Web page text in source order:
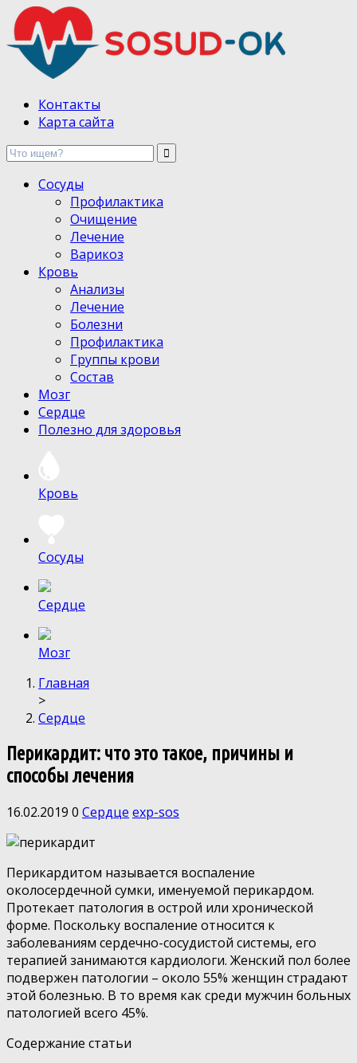
Здоровые сосуды, лечение и профилактика
Контакты
Карта сайта
Сосуды
Профилактика
Очищение
Лечение
Варикоз
Кровь
Анализы
Лечение
Болезни
Профилактика
Группы крови
Состав
Мозг
Сердце
Полезно для здоровья
Кровь
Сосуды
Сердце
Мозг
Главная
>
Сердце
Перикардит: что это такое, причины и
способы лечения
16.02.2019 0 Сердце exp-sos
Перикардитом называется воспаление
околосердечной сумки, именуемой перикардом.
Протекает патология в острой или хронической
форме. Поскольку воспаление относится к
заболеваниям сердечно-сосудистой системы, его
терапией занимаются кардиологи. Женский пол более
подвержен патологии – около 55% женщин страдают
этой болезнью. В то время как среди мужчин больных
патологией всего 45%.
Содержание статьи